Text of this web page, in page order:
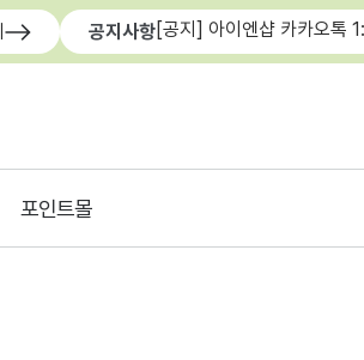
공지사항[공지] 아이엔샵 카카오톡
포인트몰